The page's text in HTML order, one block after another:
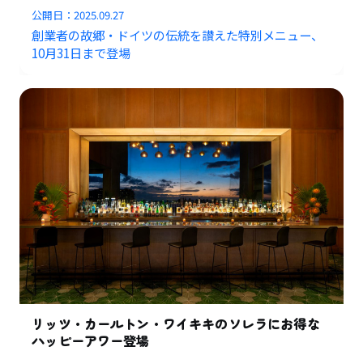
公開日：2025.09.27
創業者の故郷・ドイツの伝統を讃えた特別メニュー、
10月31日まで登場
リッツ・カールトン・ワイキキのソレラにお得な
ハッピーアワー登場